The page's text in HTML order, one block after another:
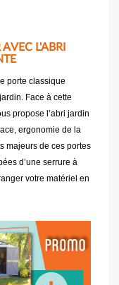
L'ABRI
porte classique
Face à cette
propose l’abri jardin
ergonomie de la
majeurs de ces portes
d’une serrure à
votre matériel en